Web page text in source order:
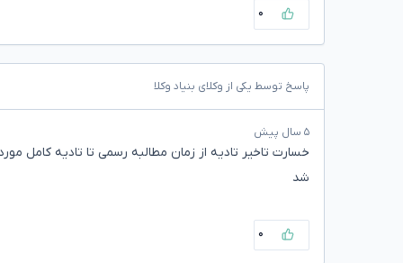
۰
پاسخ توسط یکی از وکلای بنیاد وکلا
۵ سال پیش
شد
۰